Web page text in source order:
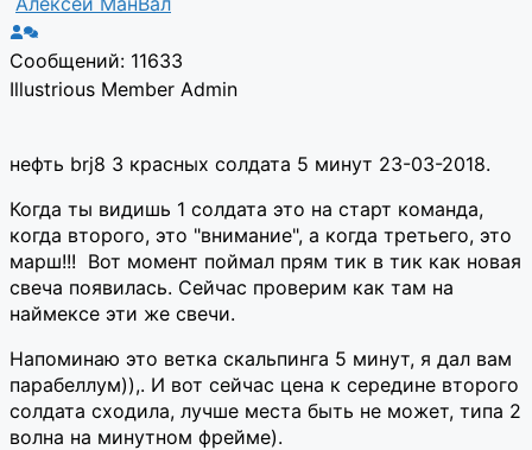
Сообщений: 11633
Illustrious Member Admin
нефть brj8 3 красных солдата 5 минут 23-03-2018.
Когда ты видишь 1 солдата это на старт команда,
когда второго, это "внимание", а когда третьего, это
марш!!! Вот момент поймал прям тик в тик как новая
свеча появилась. Сейчас проверим как там на
наймексе эти же свечи.
Напоминаю это ветка скальпинга 5 минут, я дал вам
парабеллум)),. И вот сейчас цена к середине второго
солдата сходила, лучше места быть не может, типа 2
волна на минутном фрейме).